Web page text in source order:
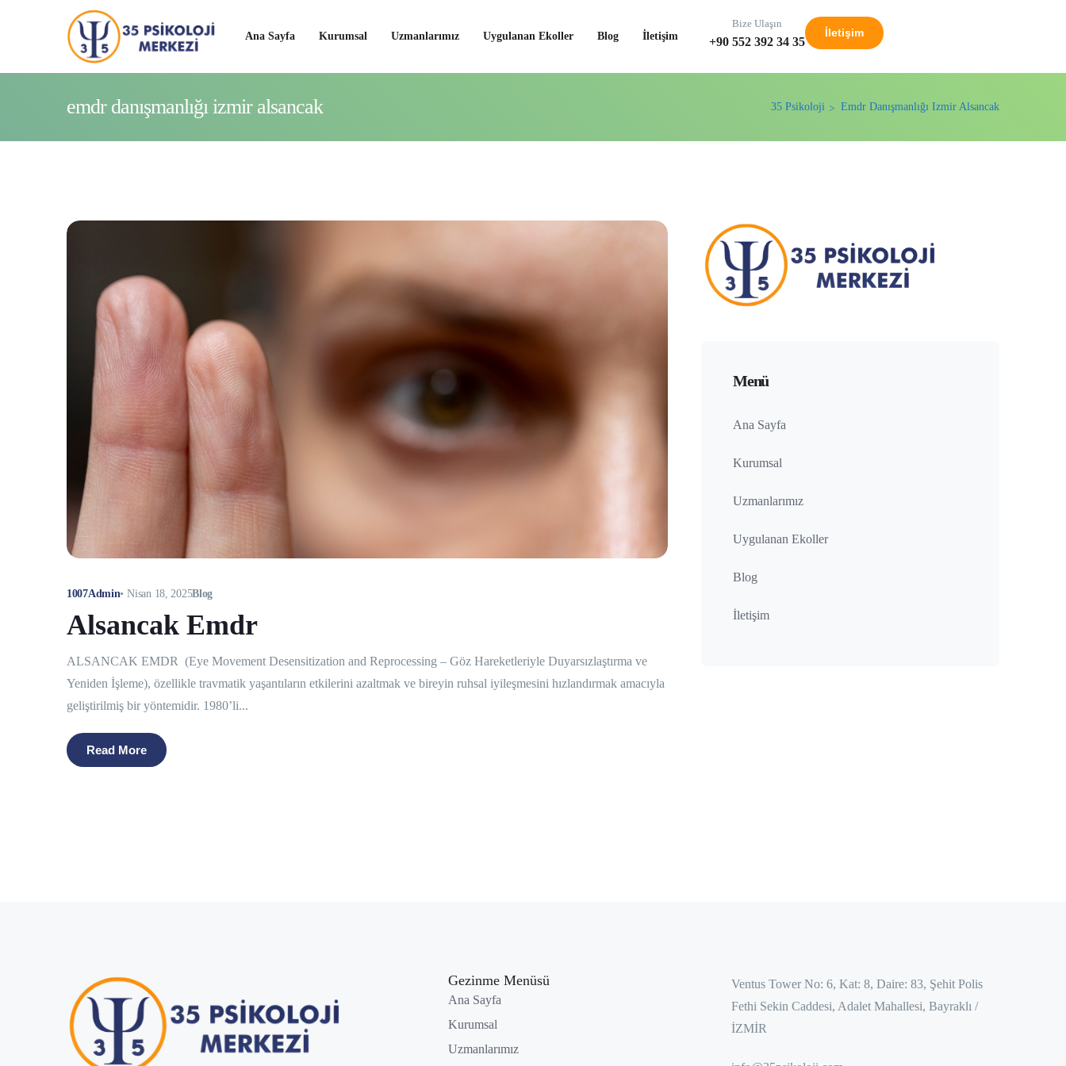
Ana Sayfa Kurumsal Uzmanlarımız Uygulanan Ekoller Blog İletişim
Bize Ulaşın
+90 552 392 34 35
İletişim
emdr danışmanlığı izmir alsancak 35 Psikoloji Emdr Danışmanlığı Izmir Alsancak
1007Admin• Nisan 18, 2025Blog
Alsancak Emdr
ALSANCAK EMDR (Eye Movement Desensitization and Reprocessing – Göz Hareketleriyle Duyarsızlaştırma ve
Yeniden İşleme), özellikle travmatik yaşantıların etkilerini azaltmak ve bireyin ruhsal iyileşmesini hızlandırmak amacıyla
geliştirilmiş bir yöntemidir. 1980’li...
Read More
Menü
Ana Sayfa
Kurumsal
Uzmanlarımız
Uygulanan Ekoller
Blog
İletişim
Gezinme Menüsü
Ana Sayfa
Kurumsal
Uzmanlarımız
Ventus Tower No: 6, Kat: 8, Daire: 83, Şehit Polis
Fethi Sekin Caddesi, Adalet Mahallesi, Bayraklı /
İZMİR